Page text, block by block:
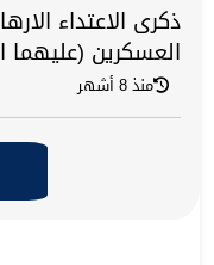
ذكرى الاعتداء
العسكرين
منذ 8 أشهر